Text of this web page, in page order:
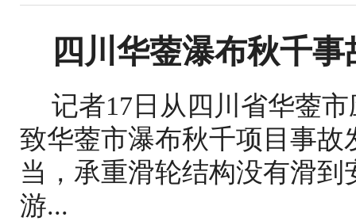
四川华蓥瀑布秋千
记者17日从四川省华蓥
致华蓥市瀑布秋千项目事
当，承重滑轮结构没有滑
游...